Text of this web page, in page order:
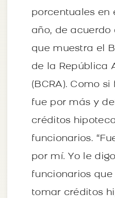
porcentuales en
año, de acuerdo
que muestra el
de la República
(BCRA). Como
fue por más y
créditos
funcionarios.
por mí. Yo le
funcionarios
tomar créditos